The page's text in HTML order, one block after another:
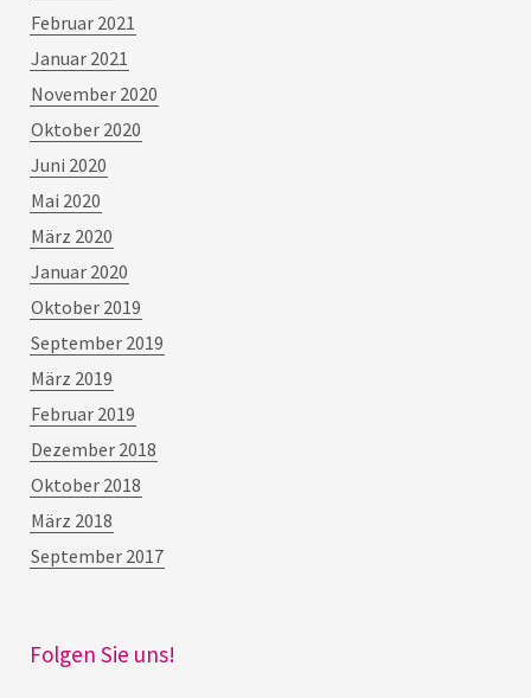
Februar 2021
Januar 2021
November 2020
Oktober 2020
Juni 2020
Mai 2020
März 2020
Januar 2020
Oktober 2019
September 2019
März 2019
Februar 2019
Dezember 2018
Oktober 2018
März 2018
September 2017
Folgen Sie uns!